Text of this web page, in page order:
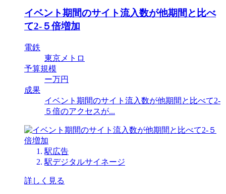
イベント期間のサイト流入数が他期間と比べ
て2-５倍増加
電鉄
東京メトロ
予算規模
ー万円
成果
イベント期間のサイト流入数が他期間と比べて2-
５倍のアクセスが...
駅広告
駅デジタルサイネージ
詳しく見る